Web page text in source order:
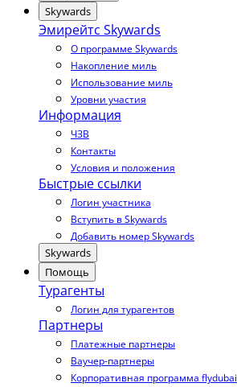
Skywards
Эмирейтс Skywards
О программе Skywards
Накопление миль
Использование миль
Уровни участия
Информация
ЧЗВ
Контакты
Условия и положения
Быстрые ссылки
Логин участника
Вступить в Skywards
Добавить номер Skywards
Skywards
Помощь
Турагенты
Логин для турагентов
Партнеры
Платежные партнеры
Ваучер-партнеры
Корпоративная программа flydubai